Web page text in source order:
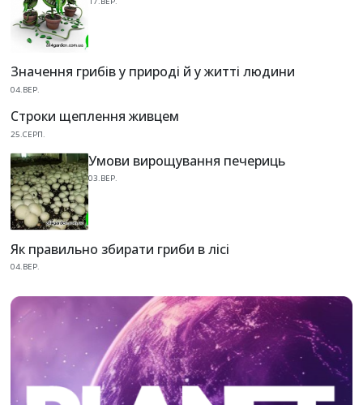
Значення грибів у природі й у житті людини
04.ВЕР.
Строки щеплення живцем
25.СЕРП.
Умови вирощування печериць
03.ВЕР.
Як правильно збирати гриби в лісі
04.ВЕР.